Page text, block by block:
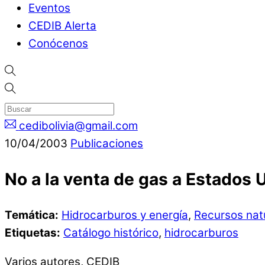
Eventos
CEDIB Alerta
Conócenos
cedibolivia@gmail.com
10/04/2003 Publicaciones
No a la venta de gas a Estados
Temática: Hidrocarburos y energía, Recursos
Etiquetas: Catálogo histórico, hidrocarburos
Varios autores, CEDIB